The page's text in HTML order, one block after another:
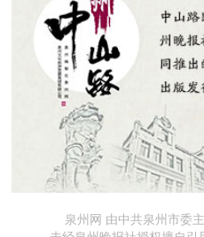
泉州网 由中共泉州市委